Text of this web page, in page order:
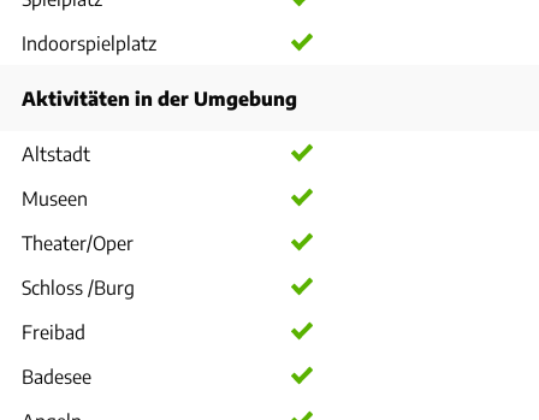
Indoorspielplatz
Aktivitäten in der Umgebung
Altstadt
Museen
Theater/Oper
Schloss /Burg
Freibad
Badesee